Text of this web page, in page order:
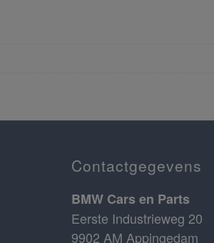
Contactgegevens
BMW Cars en Parts
Eerste Industrieweg 20
9902 AM Appingedam